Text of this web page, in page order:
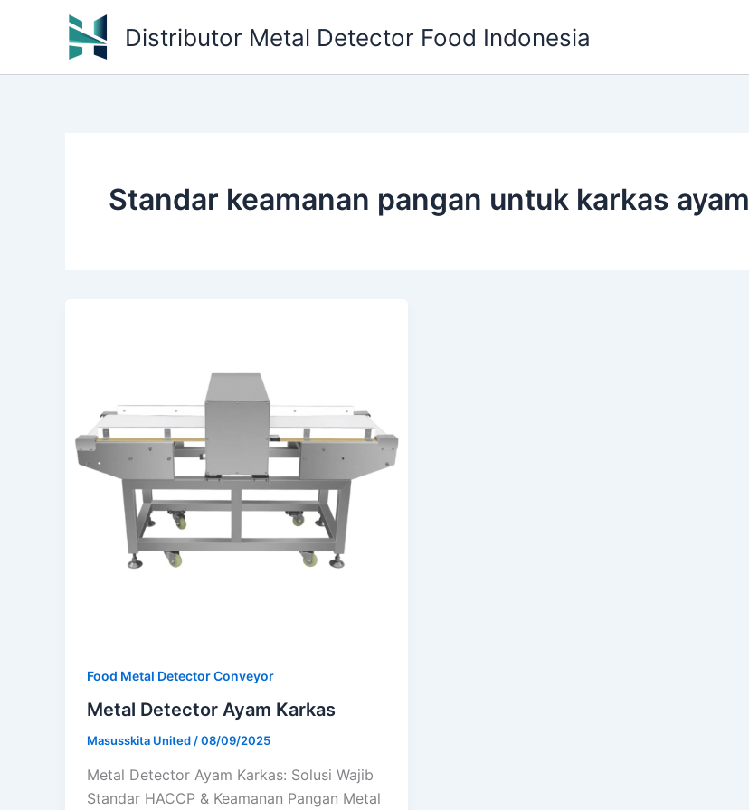
Distributor Metal Detector Food Indonesia
Standar keamanan pangan untuk karkas ayam
Food Metal Detector Conveyor
Metal Detector Ayam Karkas
Masusskita United/08/09/2025
Metal Detector Ayam Karkas: Solusi Wajib
Standar HACCP & Keamanan Pangan Metal